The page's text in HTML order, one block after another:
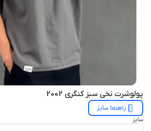
پولوشرت نخی سبز کنگری 2002
راهنما سایز
سایز